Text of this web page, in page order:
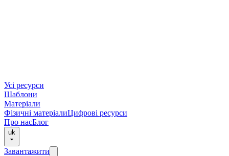
Усі ресурси
Шаблони
Матеріали
Фізичні матеріалиЦифрові ресурси
Про насБлог
uk
Завантажити